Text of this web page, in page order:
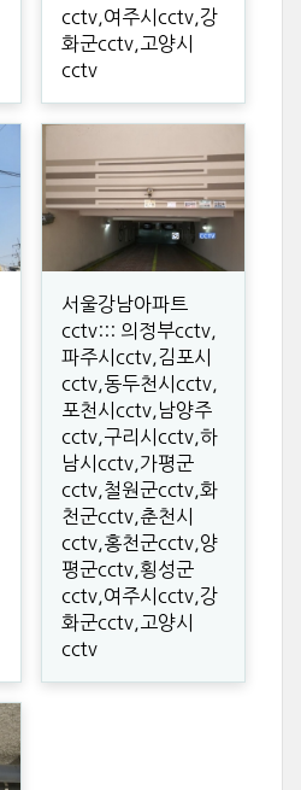
cctv,여주시cctv,강
화군cctv,고양시
cctv
서울강남아파트
cctv::: 의정부cctv,
파주시cctv,김포시
cctv,동두천시cctv,
포천시cctv,남양주
cctv,구리시cctv,하
남시cctv,가평군
cctv,철원군cctv,화
천군cctv,춘천시
cctv,홍천군cctv,양
평군cctv,횡성군
cctv,여주시cctv,강
화군cctv,고양시
cctv